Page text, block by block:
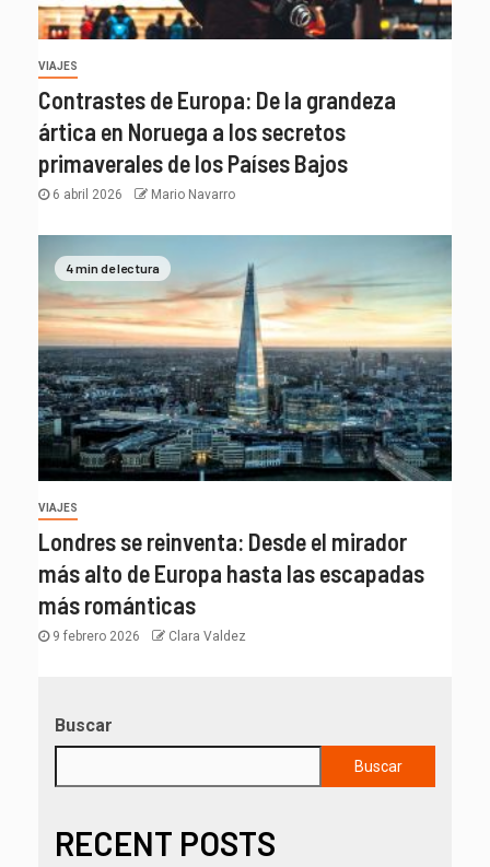
VIAJES
Contrastes de Europa: De la grandeza
ártica en Noruega a los secretos
primaverales de los Países Bajos
6 abril 2026 Mario Navarro
4 min de lectura
VIAJES
Londres se reinventa: Desde el mirador
más alto de Europa hasta las escapadas
más románticas
9 febrero 2026 Clara Valdez
Buscar
Buscar
RECENT POSTS